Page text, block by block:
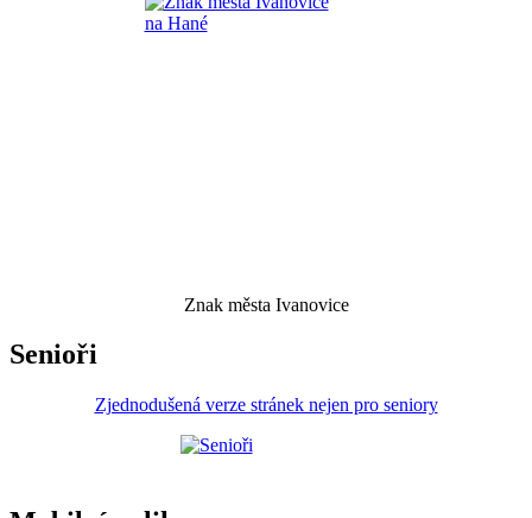
Znak města Ivanovice
Senioři
Zjednodušená verze stránek nejen pro seniory